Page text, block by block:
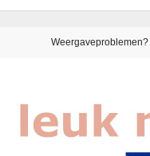
Weergaveproblemen?